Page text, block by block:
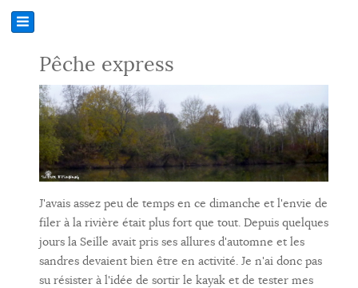
Pêche express
J'avais assez peu de temps en ce dimanche et l'envie de
filer à la rivière était plus fort que tout. Depuis quelques
jours la Seille avait pris ses allures d'automne et les
sandres devaient bien être en activité. Je n'ai donc pas
su résister à l'idée de sortir le kayak et de tester mes